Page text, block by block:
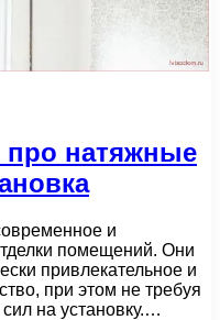
про натяжные
и
помещений. Они
привлекательное и
при этом не требуя
на установку.…